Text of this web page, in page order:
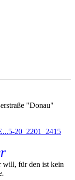
"Donau"
20_2201_2415
will, für den ist kein